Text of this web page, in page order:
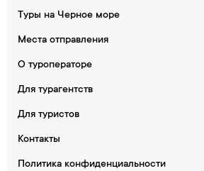
Туры на Черное море
Места отправления
О туроператоре
Для турагентств
Для туристов
Контакты
Политика конфиденциальности